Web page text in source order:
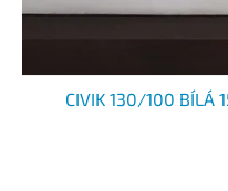
CIVIK 130/100 BÍLÁ